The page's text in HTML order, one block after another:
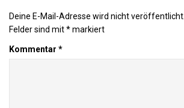
Deine E-Mail-Adresse wird nicht veröffentlicht.
Felder sind mit*markiert
Kommentar *